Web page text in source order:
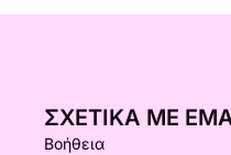
ΣΧΕΤΙΚΆ ΜΕ
Βοήθεια